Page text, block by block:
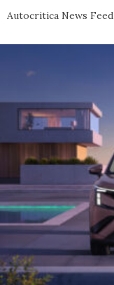
Autocritica News Feed